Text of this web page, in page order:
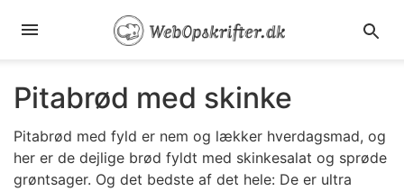
Pitabrød med skinke
Pitabrød med fyld er nem og lækker hverdagsmad, og
her er de dejlige brød fyldt med skinkesalat og sprøde
grøntsager. Og det bedste af det hele: De er ultra